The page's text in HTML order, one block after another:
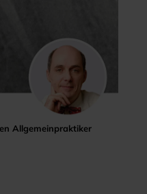
Allgemeinpraktiker